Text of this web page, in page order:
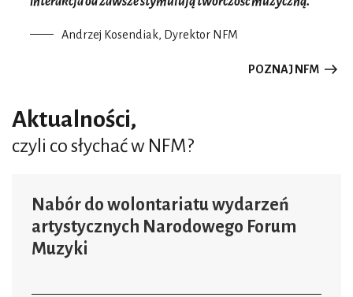
Andrzej Kosendiak, Dyrektor NFM
POZNAJ NFM
Aktualności,
czyli co słychać w NFM?
Nabór do wolontariatu wydarzeń
artystycznych Narodowego Forum
Muzyki